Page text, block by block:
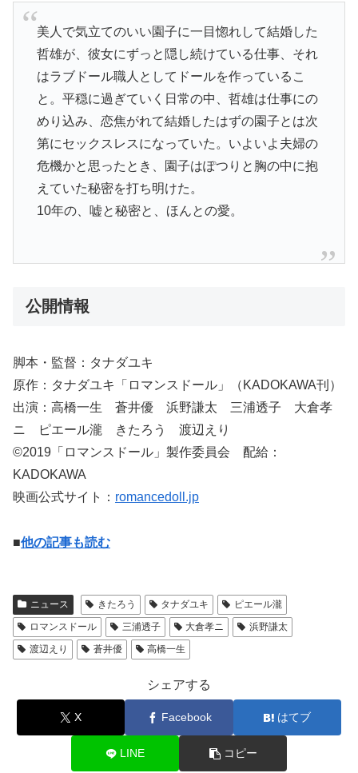
美人で気立てのいい園子に一目惚れして結婚した
哲雄が、彼女にずっと隠し続けている仕事、それ
はラブドール職人としてドールを作っているこ
と。平穏に過ぎていく日常の中、哲雄は仕事にの
めり込み、恋焦がれて結婚したはずの園子とは次
第にセックスレスになっていた。いよいよ夫婦の
危機かと思ったとき、園子はぽつりと胸の中に抱
えていた秘密を打ち明けた。
10年の、嘘と秘密と、ほんとの愛。
公開情報
脚本・監督：タナダユキ
原作：タナダユキ「ロマンスドール」（KADOKAWA刊）
出演：高橋一生 蒼井優 浜野謙太 三浦透子 大倉孝
ニ ピエール瀧 きたろう 渡辺えり
©2019「ロマンスドール」製作委員会 配給：
KADOKAWA
映画公式サイト： romancedoll.jp
■他の記事も読む
ニュース きたろう タナダユキ
ピエール瀧
ロマンスドール
三浦透子 大倉孝ニ
浜野謙太
渡辺えり
蒼井優 高橋一生
シェアする
X Facebook はてブ
LINE コピー